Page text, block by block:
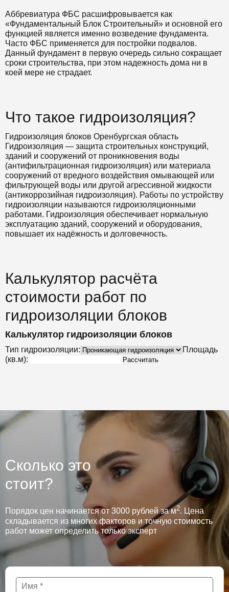
Аббревиатура ФБС расшифровывается как
«Фундаментальный Блок Строительный» и основной его
функцией является именно возведение фундамента.
Часто ФБС применяется для постройки подвалов.
Данный фундамент в первую очередь сильно сокращает
сроки строительства, при этом надежность дома ни в
коей мере не страдает.
Что такое гидроизоляция?
Гидроизоляция блоков Оренбургская область
Гидроизоляция — защита строительных конструкций,
зданий и сооружений от проникновения воды
(антифильтрационная гидроизоляция) или материала
сооружений от вредного воздействия омывающей или
фильтрующей воды или другой агрессивной жидкости
(антикоррозийная гидроизоляция). Работы по устройству
гидроизоляции называются гидроизоляционными
работами. Гидроизоляция обеспечивает нормальную
эксплуатацию зданий, сооружений и оборудования,
повышает их надёжность и долговечность.
Калькулятор расчёта
стоимости работ по
гидроизоляции блоков
Калькулятор гидроизоляции блоков
Тип гидроизоляции:
Площадь
(кв.м):
Рассчитать
Сколько это
стоит?
Порядок цен начинается от 3000 рублей за м2. Цена
складывается из многих факторов и точную стоимость
работ может определить только эксперт